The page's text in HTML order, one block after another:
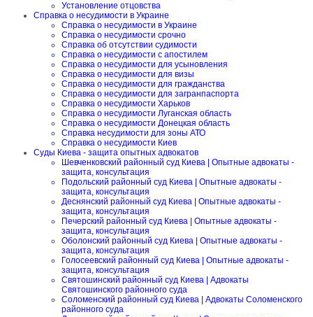
Установление отцовства
Справка о несудимости в Украине
Справка о несудимости в Украине
Справка о несудимости срочно
Справка об отсутствии судимости
Справка о несудимости с апостилем
Справка о несудимости для усыновления
Справка о несудимости для визы
Справка о несудимости для гражданства
Справка о несудимости для загранпаспорта
Справка о несудимости Харьков
Справка о несудимости Луганская область
Справка о несудимости Донецкая область
Справка несудимости для зоны АТО
Справка о несудимости Киев
Суды Киева - защита опытных адвокатов
Шевченковский районный суд Киева | Опытные адвокаты -
защита, консультация
Подольский районный суд Киева | Опытные адвокаты -
защита, консультация
Деснянский районный суд Киева | Опытные адвокаты -
защита, консультация
Печерский районный суд Киева | Опытные адвокаты -
защита, консультация
Оболонский районный суд Киева | Опытные адвокаты -
защита, консультация
Голосеевский районный суд Киева | Опытные адвокаты -
защита, консультация
Святошинский районный суд Киева | Адвокаты
Святошинского районного суда
Соломенский районный суд Киева | Адвокаты Соломенского
районного суда